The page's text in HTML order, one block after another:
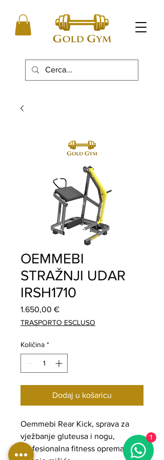
OEMMEBI
STRAŽNJI UDAR
IRSH1710
1.650,00 €Cijena
TRASPORTO ESCLUSO
Količina *
Dodaj u košaricu
Oemmebi Rear Kick, sprava za
vježbanje gluteusa i nogu,
profesionalna fitness oprema za
1